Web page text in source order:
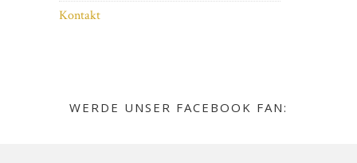
Kontakt
WERDE UNSER FACEBOOK FAN: